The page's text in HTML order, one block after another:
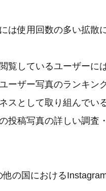
は使用回数の多い拡散
覧しているユーザーに
ーザー写真のランキン
スとして取り組んでい
投稿写真の詳しい調査
の国における